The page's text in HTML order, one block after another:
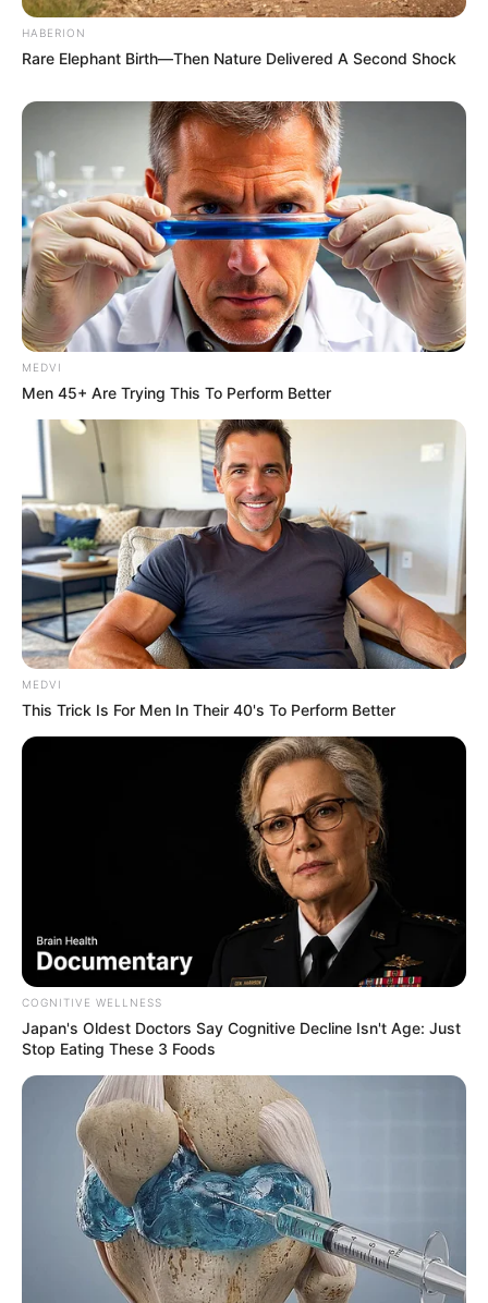
HABERION
Rare Elephant Birth—Then Nature Delivered A Second Shock
MEDVI
Men 45+ Are Trying This To Perform Better
MEDVI
This Trick Is For Men In Their 40's To Perform Better
COGNITIVE WELLNESS
Japan's Oldest Doctors Say Cognitive Decline Isn't Age: Just
Stop Eating These 3 Foods